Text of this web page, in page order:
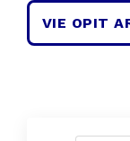
VIE OPIT